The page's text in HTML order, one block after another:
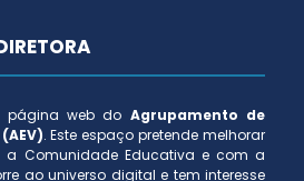
página web do Agrupamento de
. Este espaço pretende melhorar
Comunidade Educativa e com a
ao universo digital e tem interesse